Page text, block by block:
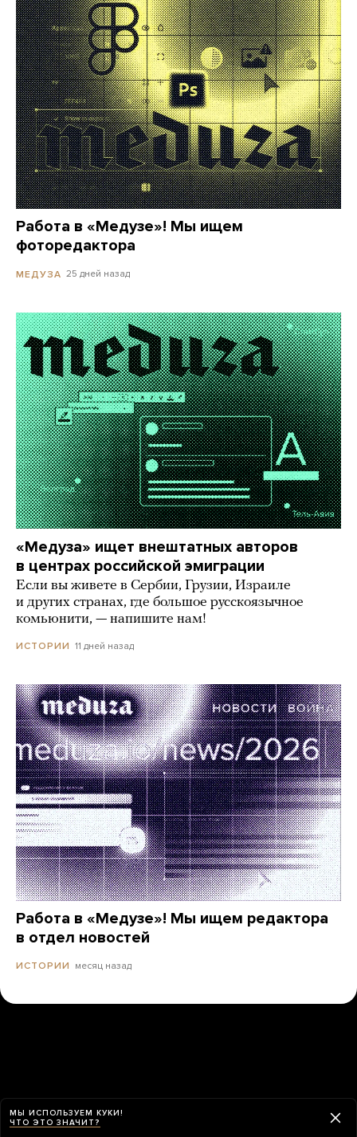
Работа в «Медузе»! Мы ищем
фоторедактора
МЕДУЗА 25 дней назад
«Медуза» ищет внештатных авторов
в центрах российской эмиграции
Если вы живете в Сербии, Грузии, Израиле
и других странах, где большое русскоязычное
комьюнити, — напишите нам!
ИСТОРИИ 11 дней назад
Работа в «Медузе»! Мы ищем редактора
в отдел новостей
ИСТОРИИ месяц назад
МЫ ИСПОЛЬЗУЕМ КУКИ!
ЧТО ЭТО ЗНАЧИТ?